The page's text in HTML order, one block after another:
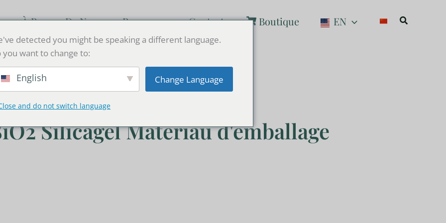
À Propos De Nous Resources Contact Boutique EN Recherche
Silicagel Matériau d'emballage
detected you might be speaking a different language.
you want to change to:
English Change Language
and do not switch language